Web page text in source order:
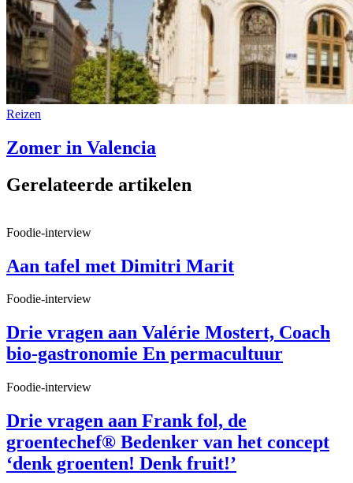
Reizen
Zomer in Valencia
Gerelateerde artikelen
Foodie-interview
Aan tafel met Dimitri Marit
Foodie-interview
Drie vragen aan Valérie Mostert, Coach
bio-gastronomie En permacultuur
Foodie-interview
Drie vragen aan Frank fol, de
groentechef® Bedenker van het concept
‘denk groenten! Denk fruit!’